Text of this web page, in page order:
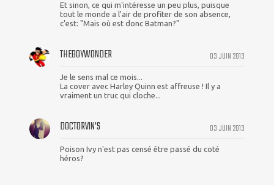
Et sinon, ce qui m'intéresse un peu plus, puisque
tout le monde a l'air de profiter de son absence,
c'est: "Mais où est donc Batman?"
03 JUIN 2013
THEBOYWONDER
Je le sens mal ce mois...
La cover avec Harley Quinn est affreuse ! Il y a
vraiment un truc qui cloche...
03 JUIN 2013
DOCTORVIN'S
Poison Ivy n'est pas censé être passé du coté
héros?